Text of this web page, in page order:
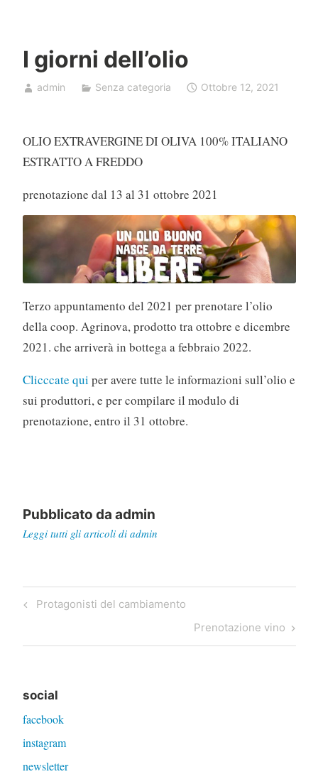
contenutoI giorni dell’olio
admin Senza categoria Ottobre 12, 2021
OLIO EXTRAVERGINE DI OLIVA 100% ITALIANO
ESTRATTO A FREDDO
prenotazione dal 13 al 31 ottobre 2021
Terzo appuntamento del 2021 per prenotare l’olio
della coop. Agrinova, prodotto tra ottobre e dicembre
2021. che arriverà in bottega a febbraio 2022.
Clicccate qui per avere tutte le informazioni sull’olio e
sui produttori, e per compilare il modulo di
prenotazione, entro il 31 ottobre.
Pubblicato da admin
Leggi tutti gli articoli di admin
Navigazione
Previous
Protagonisti del cambiamento
Next
Post
Prenotazione vino
social
facebook
instagram
newsletter